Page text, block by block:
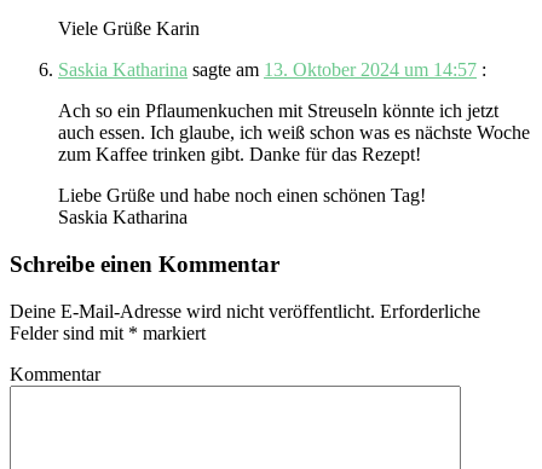
Viele Grüße Karin
Saskia Katharina sagte am 13. Oktober 2024 um 14:57 :
Ach so ein Pflaumenkuchen mit Streuseln könnte ich jetzt
auch essen. Ich glaube, ich weiß schon was es nächste Woche
zum Kaffee trinken gibt. Danke für das Rezept!
Liebe Grüße und habe noch einen schönen Tag!
Saskia Katharina
Schreibe einen Kommentar
Deine E-Mail-Adresse wird nicht veröffentlicht. Erforderliche
Felder sind mit * markiert
Kommentar